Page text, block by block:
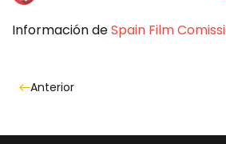
Información deSpain Film
Anterior